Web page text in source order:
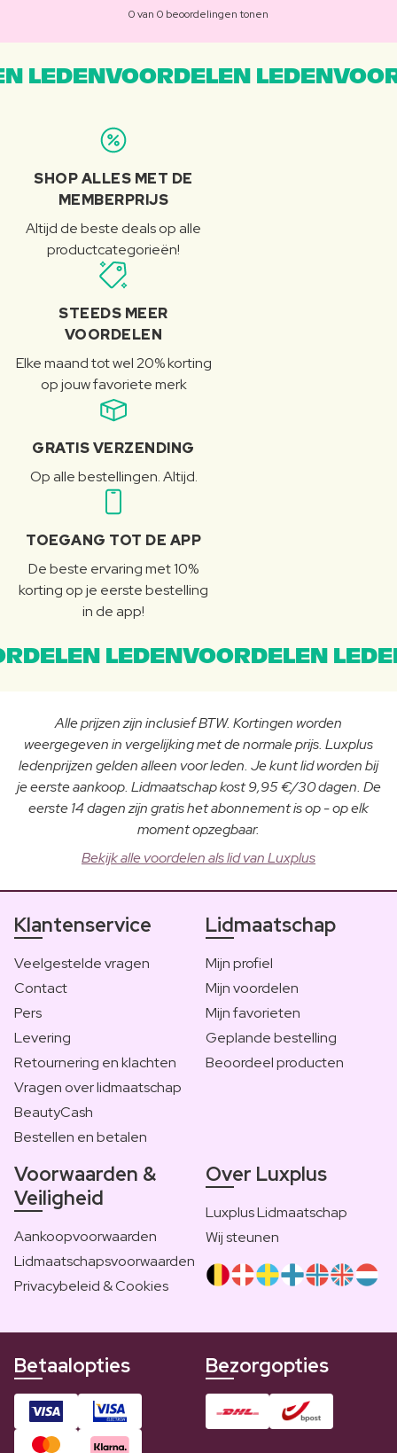
0 van 0 beoordelingen tonen
LEDENVOORDELEN
SHOP ALLES MET DE
MEMBERPRIJS
Altijd de beste deals op alle
productcategorieën!
STEEDS MEER
VOORDELEN
Elke maand tot wel 20% korting
op jouw favoriete merk
GRATIS VERZENDING
Op alle bestellingen. Altijd.
TOEGANG TOT DE APP
De beste ervaring met 10%
korting op je eerste bestelling
in de app!
LEDENVOORDELEN
Alle prijzen zijn inclusief BTW. Kortingen worden
weergegeven in vergelijking met de normale prijs. Luxplus
ledenprijzen gelden alleen voor leden. Je kunt lid worden bij
je eerste aankoop. Lidmaatschap kost 9,95 €/30 dagen. De
eerste 14 dagen zijn gratis het abonnement is op - op elk
moment opzegbaar.
Bekijk alle voordelen als lid van Luxplus
Klantenservice
Veelgestelde vragen
Contact
Pers
Levering
Retournering en klachten
Vragen over lidmaatschap
BeautyCash
Bestellen en betalen
Lidmaatschap
Mijn profiel
Mijn voordelen
Mijn favorieten
Geplande bestelling
Beoordeel producten
Voorwaarden &
Veiligheid
Aankoopvoorwaarden
Lidmaatschapsvoorwaarden
Privacybeleid & Cookies
Over Luxplus
Luxplus Lidmaatschap
Wij steunen
Betaalopties Bezorgopties